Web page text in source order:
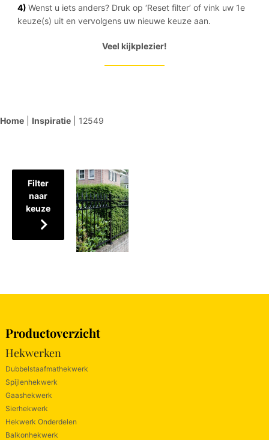
4) Wenst u iets anders? Druk op ‘Reset filter’ of vink uw 1e
keuze(s) uit en vervolgens uw nieuwe keuze aan.
Veel kijkplezier!
Home Inspiratie 12549
Filter
naar
keuze
Productoverzicht
Hekwerken
Dubbelstaafmathekwerk
Spijlenhekwerk
Gaashekwerk
Sierhekwerk
Hekwerk Onderdelen
Balkonhekwerk